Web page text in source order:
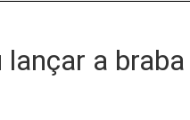
lançar a